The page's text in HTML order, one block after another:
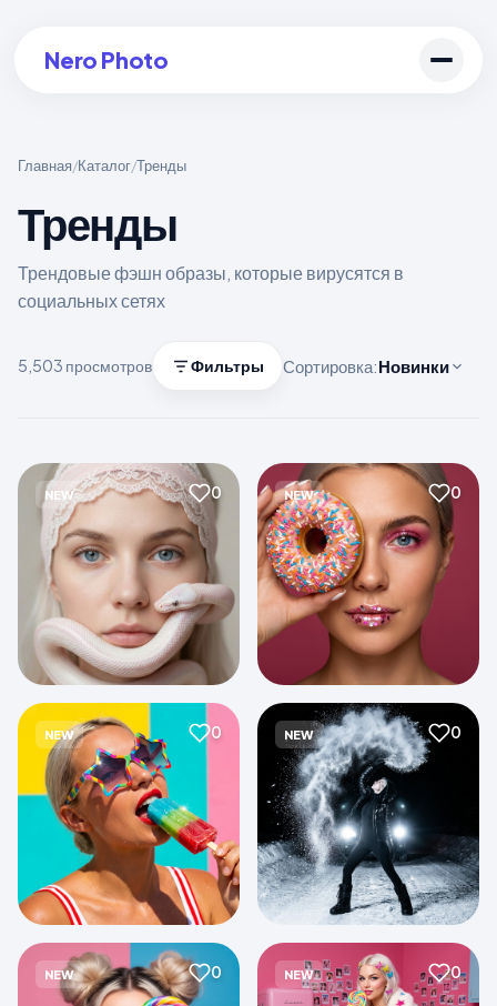
Nero Photo
Войти в аккаунт
Создать арт
Главная/Каталог/Тренды
Тренды
Трендовые фэшн образы, которые вирусятся в
социальных сетях
5,503 просмотров Фильтры Сортировка:Новинки
NEW 0 NEW 0
NEW 0 NEW 0
NEW 0 NEW 0